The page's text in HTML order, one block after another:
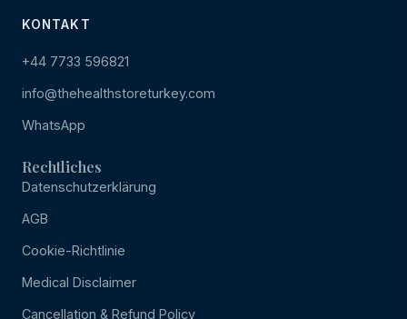
KONTAKT
+44 7733 596821
info@thehealthstoreturkey.com
WhatsApp
Rechtliches
Datenschutzerklärung
AGB
Cookie-Richtlinie
Medical Disclaimer
Cancellation & Refund Policy